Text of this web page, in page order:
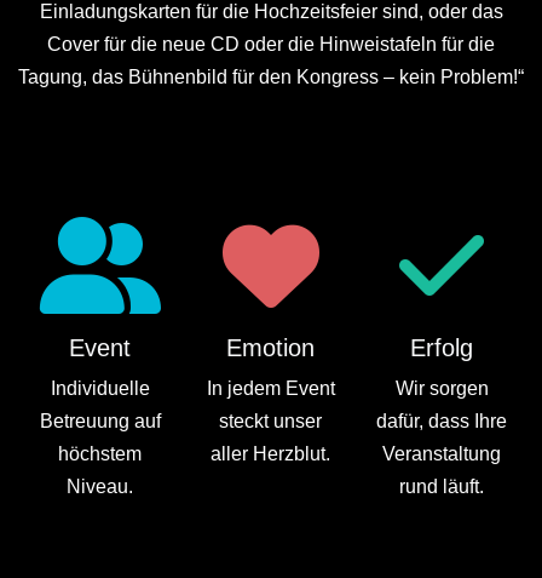
Einladungskarten für die Hochzeitsfeier sind, oder das
Cover für die neue CD oder die Hinweistafeln für die
Tagung, das Bühnenbild für den Kongress – kein Problem!“
Event
Individuelle
Betreuung auf
höchstem
Niveau.
Emotion
In jedem Event
steckt unser
aller Herzblut.
Erfolg
Wir sorgen
dafür, dass Ihre
Veranstaltung
rund läuft.